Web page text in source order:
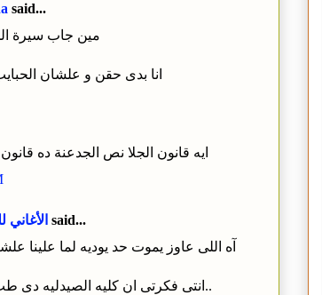
said...
مين جاب سيرة
انا بدى حقن و علشان
ايه قانون الجلا نص الجدعنة ده
الأغاني said...
آه اللى عاوز يموت حد يوديه لما علينا
انتى فكرتى ان كليه الصيدليه دى طب ولا ايه..